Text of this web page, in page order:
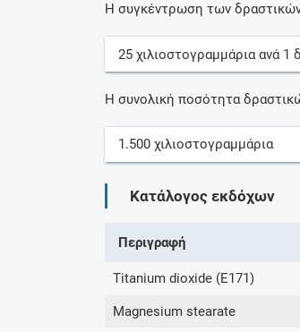
Η συγκέντρωση των
25 χιλιοστογραμμάριαανά 1
Η συνολική ποσότητα
1.500 χιλιοστογραμμάρια
Κατάλογος εκδόχων
Περιγραφή
Titanium dioxide (E171)
Magnesium stearate